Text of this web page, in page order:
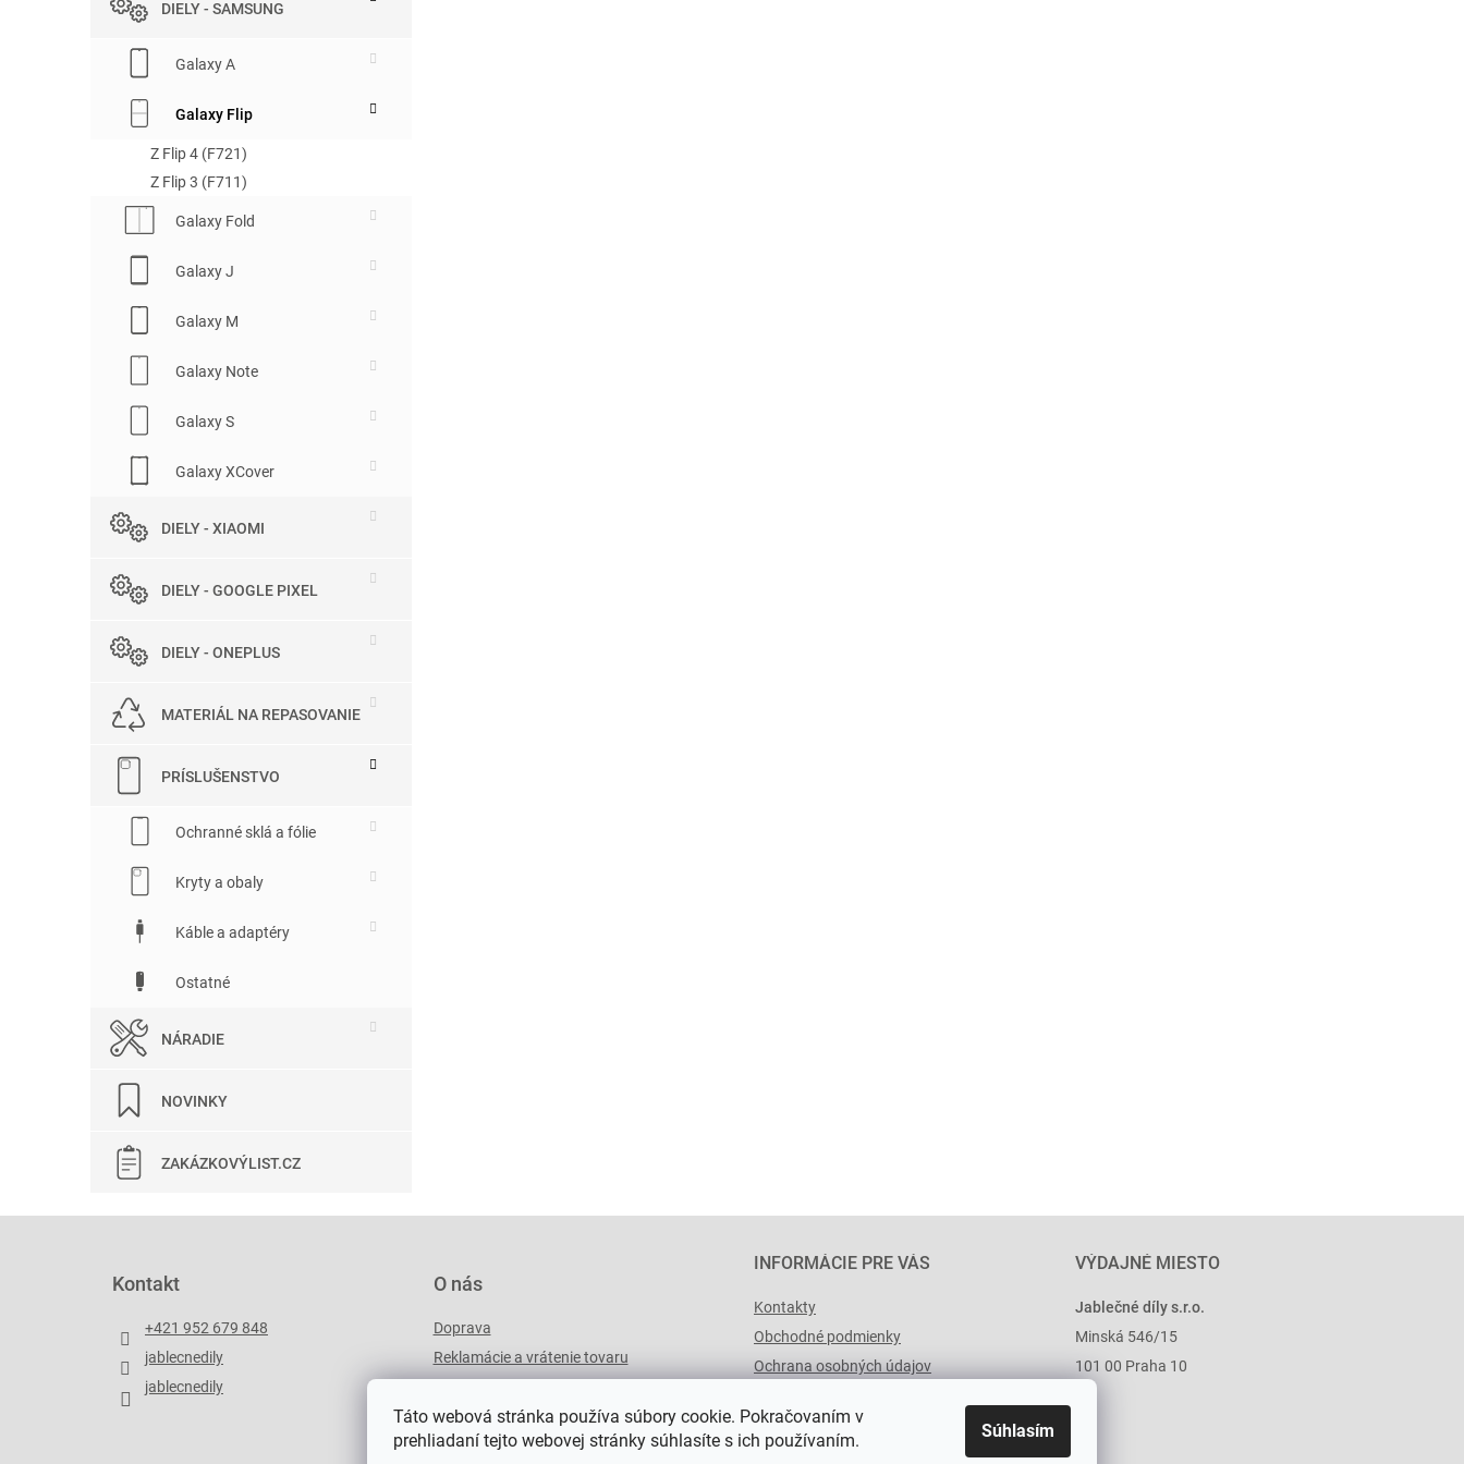
Táto webová stránka používa súbory cookie. Pokračovaním v
prehliadaní tejto webovej stránky súhlasíte s ich používaním.
Súhlasím
DIELY - SAMSUNG
Galaxy A
Galaxy Flip
Z Flip 4 (F721)
Z Flip 3 (F711)
Galaxy Fold
Galaxy J
Galaxy M
Galaxy Note
Galaxy S
Galaxy XCover
DIELY - XIAOMI
DIELY - GOOGLE PIXEL
DIELY - ONEPLUS
MATERIÁL NA REPASOVANIE
PRÍSLUŠENSTVO
Ochranné sklá a fólie
Kryty a obaly
Káble a adaptéry
Ostatné
NÁRADIE
NOVINKY
ZAKÁZKOVÝLIST.CZ
Kontakt
+421 952 679 848
jablecnedily
jablecnedily
O nás
Doprava
Reklamácie a vrátenie tovaru
INFORMÁCIE PRE VÁS
Kontakty
Obchodné podmienky
Ochrana osobných údajov
VÝDAJNÉ MIESTO
Jablečné díly s.r.o.
Minská 546/15
101 00 Praha 10